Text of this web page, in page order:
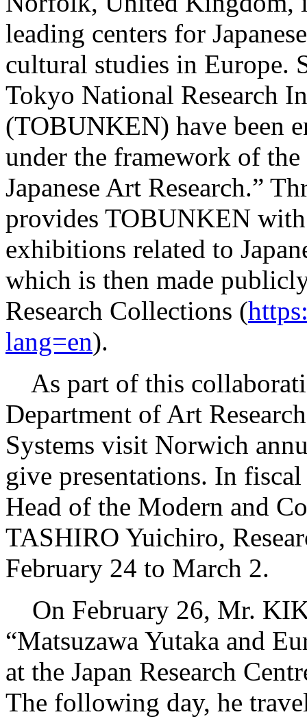
leading centers for
cultural studies in Europe.
Tokyo National Research
(TOBUNKEN) have been
under the framework of
Japanese Art Research.”
provides TOBUNKEN
exhibitions related to
which is then made
Research Collections (
lang=en).
As part of this
Department of Art
Systems visit Norwich
give presentations. In
Head of the Modern and
TASHIRO Yuichiro,
February 24 to March 2.
On February 26, Mr.
“Matsuzawa Yutaka and
at the Japan Research
The following day, he